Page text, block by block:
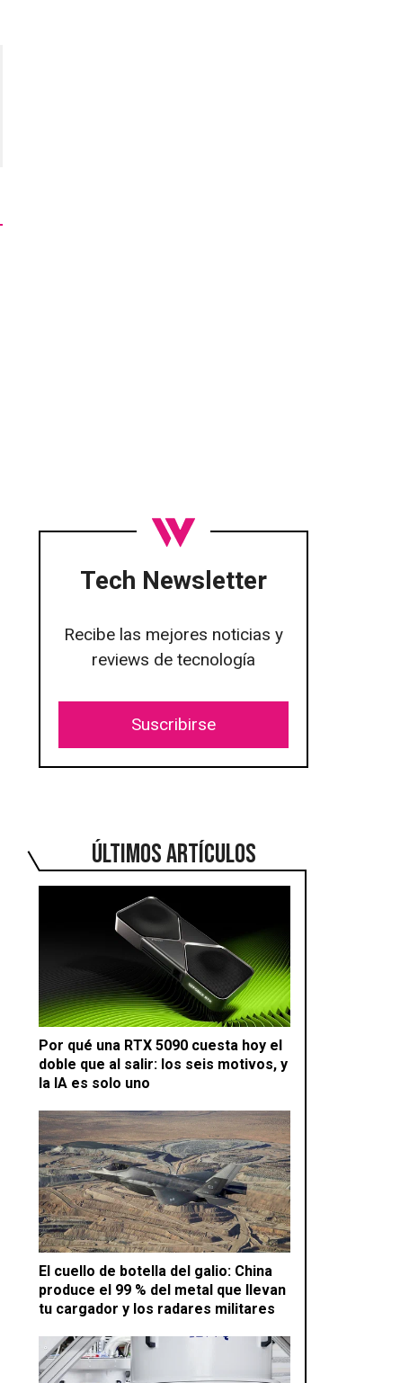
Tech Newsletter
Recibe las mejores noticias y
reviews de tecnología
Suscribirse
ÚLTIMOS ARTÍCULOS
Por qué una RTX 5090 cuesta hoy el
doble que al salir: los seis motivos, y
la IA es solo uno
El cuello de botella del galio: China
produce el 99 % del metal que llevan
tu cargador y los radares militares